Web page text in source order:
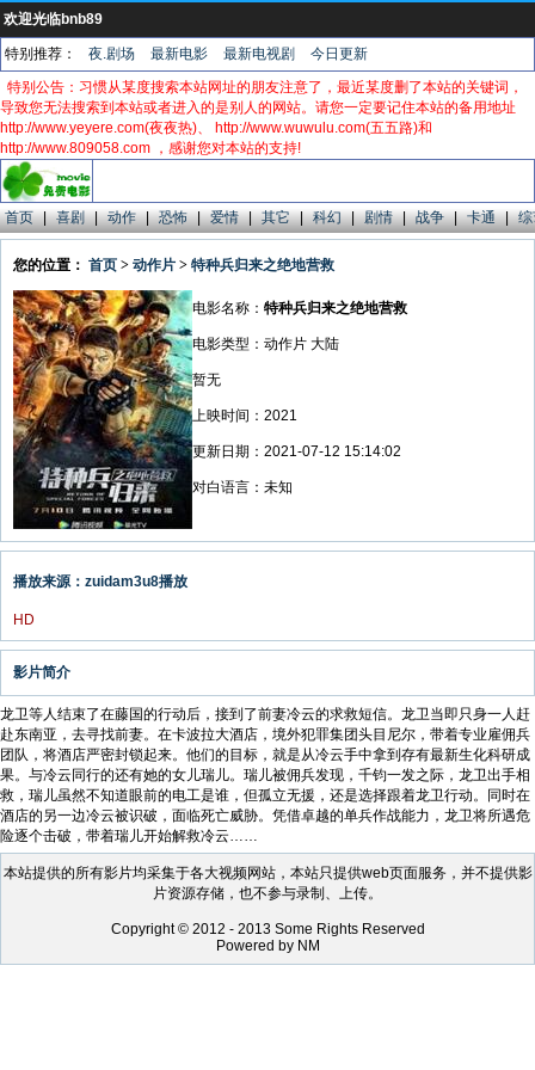
欢迎光临bnb89
特别推荐： 夜.剧场 最新电影 最新电视剧
今日更新
特别公告：习惯从某度搜索本站网址的朋友注意了，最近某度删了本站的关键词，
导致您无法搜索到本站或者进入的是别人的网站。请您一定要记住本站的备用地址
http://www.yeyere.com(夜夜热)、 http://www.wuwulu.com(五五路)和
http://www.809058.com ，感谢您对本站的支持!
首页 | 喜剧 | 动作 | 恐怖 | 爱情 | 其它 | 科幻 | 剧情 | 战争 | 卡通 |
您的位置： 首页 > 动作片 > 特种兵归来之绝地营救
电影名称： 特种兵归来之绝地营救
电影类型：动作片 大陆
暂无
上映时间：2021
更新日期：2021-07-12 15:14:02
对白语言：未知
播放来源：zuidam3u8播放
HD
影片简介
龙卫等人结束了在藤国的行动后，接到了前妻冷云的求救短信。龙卫当即只身一人赶
赴东南亚，去寻找前妻。在卡波拉大酒店，境外犯罪集团头目尼尔，带着专业雇佣兵
团队，将酒店严密封锁起来。他们的目标，就是从冷云手中拿到存有最新生化科研成
果。与冷云同行的还有她的女儿瑞儿。瑞儿被佣兵发现，千钧一发之际，龙卫出手相
救，瑞儿虽然不知道眼前的电工是谁，但孤立无援，还是选择跟着龙卫行动。同时在
酒店的另一边冷云被识破，面临死亡威胁。凭借卓越的单兵作战能力，龙卫将所遇危
险逐个击破，带着瑞儿开始解救冷云……
本站提供的所有影片均采集于各大视频网站，本站只提供web页面服务，并不提供影
片资源存储，也不参与录制、上传。
Copyright © 2012 - 2013 Some Rights Reserved
Powered by NM